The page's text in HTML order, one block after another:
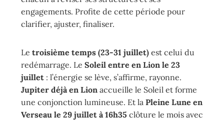
engagements. Profite de cette période pour
clarifier, ajuster, finaliser.
Le troisième temps (23-31 juillet) est celui du
redémarrage. Le Soleil entre en Lion le 23
juillet
Jupiter déjà en Lion accueille le Soleil et forme
une conjonction lumineuse. Et la Pleine Lune en
Verseau le 29 juillet à 16h35 clôture le mois avec